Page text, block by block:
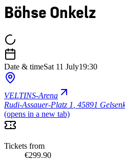
Böhse Onkelz
Date & timeSat 11 July19:30
VELTINS-Arena
Rudi-Assauer-Platz 1 45891
(opens in a new tab)
Tickets from
€299.90